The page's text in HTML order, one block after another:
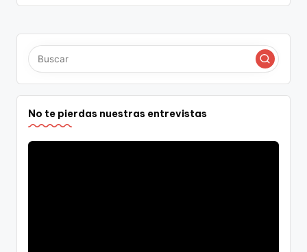
No te pierdas nuestras entrevistas